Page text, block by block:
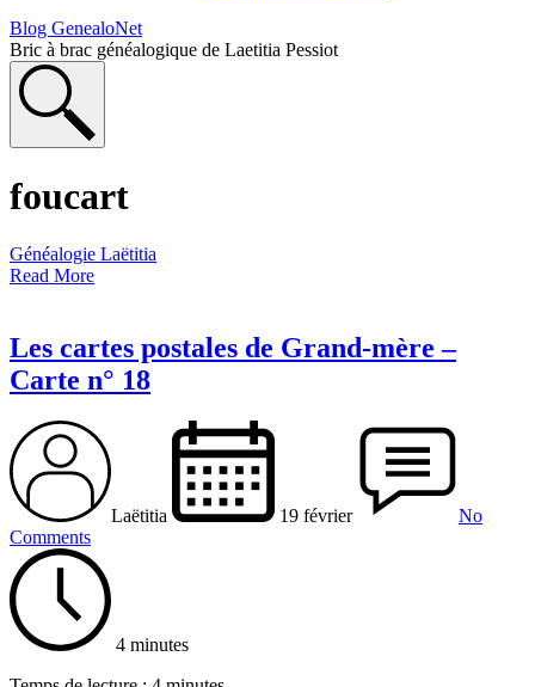
Blog GenealoNet
Bric à brac généalogique de Laetitia Pessiot
foucart
Généalogie Laëtitia
Read More
Les cartes postales de Grand-mère –
Carte n° 18
Laëtitia 19 février
No
Comments
4 minutes